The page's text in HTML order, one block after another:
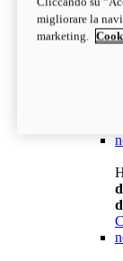
migliorare la
marketing.